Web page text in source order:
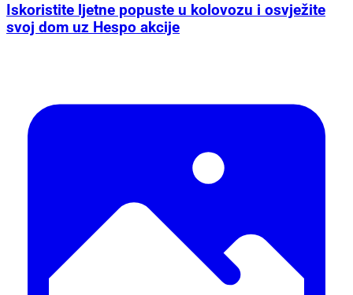
Iskoristite ljetne popuste u kolovozu i osvježite
svoj dom uz Hespo akcije